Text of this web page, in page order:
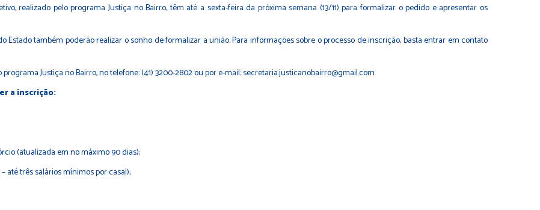
realizado pelo programa Justiça no Bairro, têm até a sexta-feira da próxima semana (13/11) para formalizar o pedido e apresentar os
Estado também poderão realizar o sonho de formalizar a união. Para informações sobre o processo de inscrição, basta entrar em contato
Justiça no Bairro, no telefone: (41) 3200-2802 ou por e-mail:secretaria.justicanobairro@gmail.com
a inscrição:
(atualizada em no máximo 90 dias);
até três salários mínimos por casal);